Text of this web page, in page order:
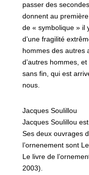
passer des
donnent au
de « symbolique » il
d’une fragilité
hommes des autres
d’autres hommes,
sans fin, qui est
nous.
Jacques Soulillou
Jacques Soulillou
Ses deux ouvrages
l’ornenement sont
Le livre de
2003).